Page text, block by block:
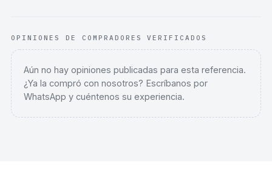
OPINIONES DE COMPRADORES VERIFICADOS
Aún no hay opiniones publicadas para esta referencia.
¿Ya la compró con nosotros? Escríbanos por
WhatsApp y cuéntenos su experiencia.